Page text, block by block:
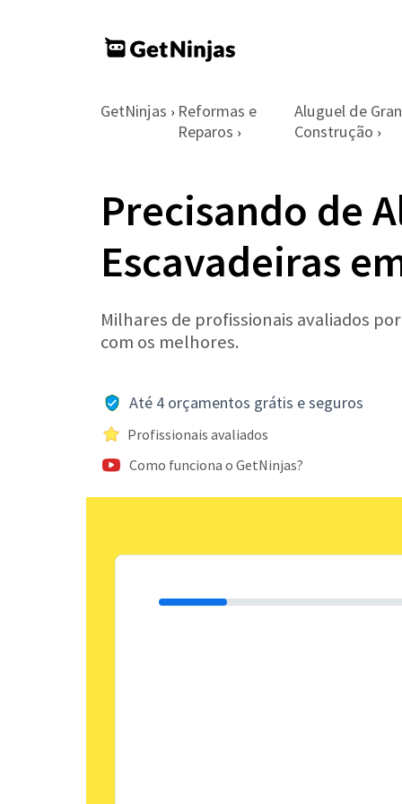
GetNinjas › Reformas e
Reparos ›
Aluguel de
Construção ›
Precisando de
Escavadeiras
Milhares de profissionais avaliados
com os melhores.
Até 4 orçamentos grátis e seguros
Profissionais avaliados
Como funciona o GetNinjas?